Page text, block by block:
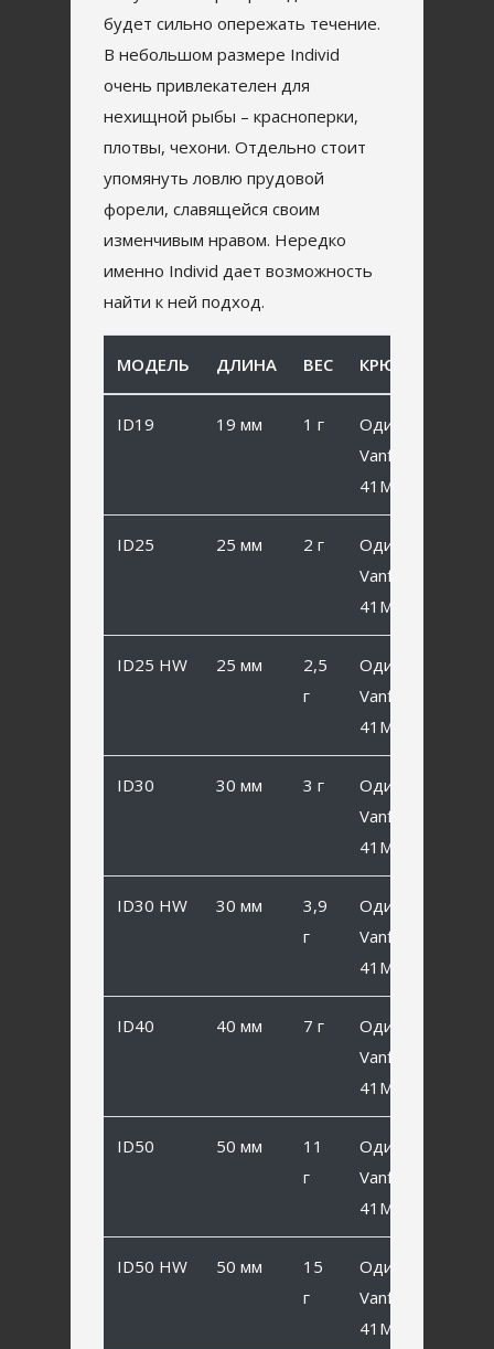
будет сильно опережать течение.
В небольшом размере Individ
очень привлекателен для
нехищной рыбы – красноперки,
плотвы, чехони. Отдельно стоит
упомянуть ловлю прудовой
форели, славящейся своим
изменчивым нравом. Нередко
именно Individ дает возможность
найти к ней подход.
МОДЕЛЬ ДЛИНА ВЕС КРЮЧОК
ID19 19 мм 1 г
Одинарный
Vanfook SP-
41MB #10
ID25 25 мм 2 г
Одинарный
Vanfook SP-
41MB #8
ID25 HW 25 мм
2,5
г
Одинарный
Vanfook SP-
41MB #8
ID30 30 мм 3 г
Одинарный
Vanfook SP-
41MB #6
ID30 HW 30 мм
3,9
г
Одинарный
Vanfook SP-
41MB #6
ID40 40 мм 7 г
Одинарный
Vanfook SP-
41MB #2
ID50 50 мм
11
г
Одинарный
Vanfook SP-
41MB #1/0
ID50 HW 50 мм
15
г
Одинарный
Vanfook SP-
41MB #1/0